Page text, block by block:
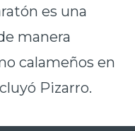
es una
manera
calameños en
Pizarro.